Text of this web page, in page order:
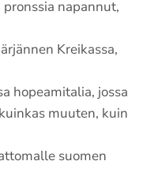
napannut,
Kreikassa,
hopeamitalia, jossa
muuten, kuin
suomen